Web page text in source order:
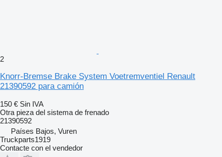
2
Knorr-Bremse Brake System Voetremventiel Renault
21390592 para camión
150 € Sin IVA
Otra pieza del sistema de frenado
21390592
Países Bajos, Vuren
Truckparts1919
Contacte con el vendedor